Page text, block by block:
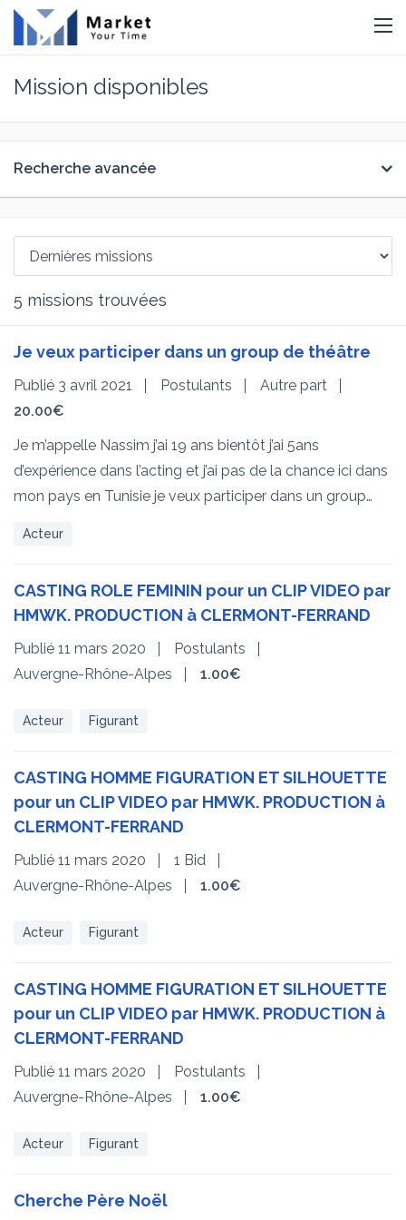
Mission disponibles
Recherche avancée
5 missions trouvées
Je veux participer dans un group de théâtre
Publié 3 avril 2021 Postulants
Autre part
20.00€
Je m’appelle Nassim j’ai 19 ans bientôt j’ai 5ans
d’expérience dans l’acting et j’ai pas de la chance ici dans
mon pays en Tunisie je veux participer dans un group…
Acteur
CASTING ROLE FEMININ pour un CLIP VIDEO par
HMWK. PRODUCTION à CLERMONT-FERRAND
Publié 11 mars 2020
Postulants
Auvergne-Rhône-Alpes
1.00€
Acteur Figurant
CASTING HOMME FIGURATION ET SILHOUETTE
pour un CLIP VIDEO par HMWK. PRODUCTION à
CLERMONT-FERRAND
Publié 11 mars 2020
1 Bid
Auvergne-Rhône-Alpes
1.00€
Acteur Figurant
CASTING HOMME FIGURATION ET SILHOUETTE
pour un CLIP VIDEO par HMWK. PRODUCTION à
CLERMONT-FERRAND
Publié 11 mars 2020
Postulants
Auvergne-Rhône-Alpes
1.00€
Acteur Figurant
Cherche Père Noël